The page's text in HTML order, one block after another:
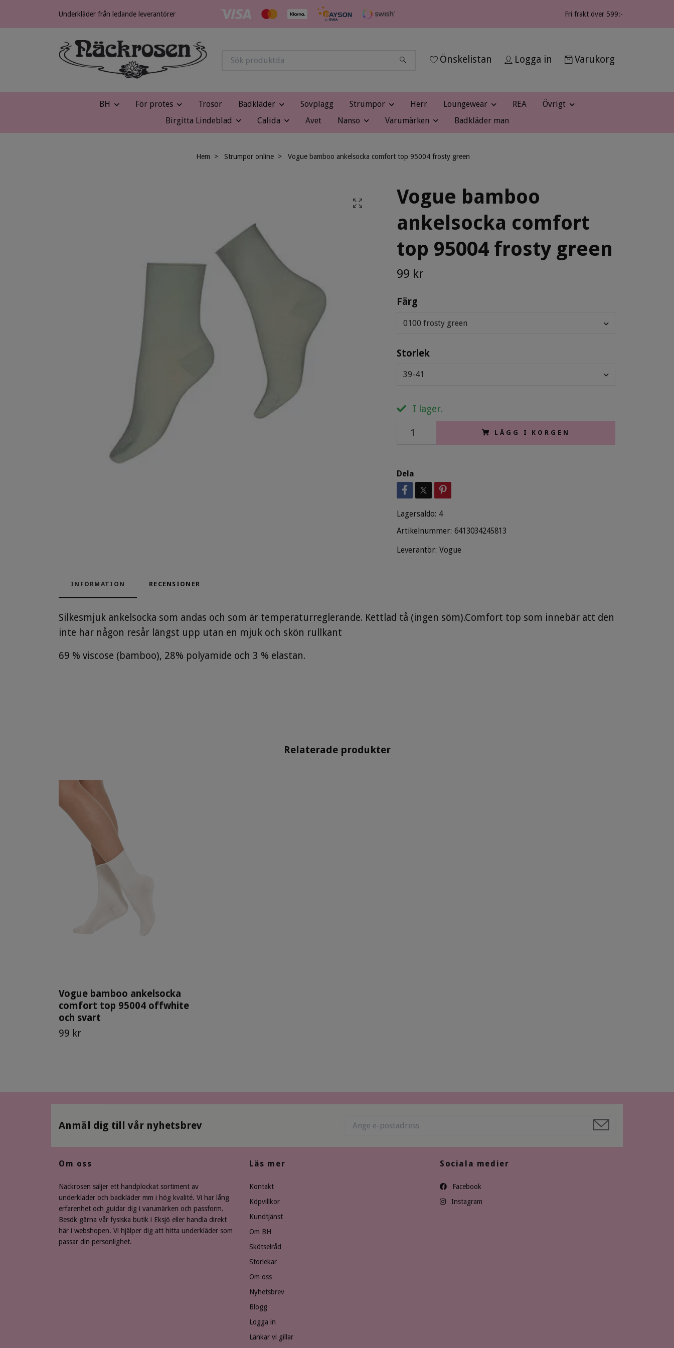
Underkläder från ledande leverantörer Fri frakt över 599:-
Önskelistan Logga in Varukorg
BH För protes Trosor Badkläder Sovplagg Strumpor Herr Loungewear REA
Övrigt
Birgitta Lindeblad
Calida Avet Nanso Varumärken Badkläder man
Hem Strumpor online Vogue bamboo ankelsocka comfort top 95004 frosty green
Vogue bamboo
ankelsocka comfort
top 95004 frosty green
99 kr
Färg
0100 frosty green
Storlek
39-41
I lager.
LÄGG I KORGEN
Dela
Lagersaldo: 4
Artikelnummer: 6413034245813
Leverantör: Vogue
INFORMATION RECENSIONER
Silkesmjuk ankelsocka som andas och som är temperaturreglerande. Kettlad tå (ingen söm).Comfort top som innebär att den
inte har någon resår längst upp utan en mjuk och skön rullkant
69 % viscose (bamboo), 28% polyamide och 3 % elastan.
Vogue bamboo ankelsocka
comfort top 95004 offwhite
och svart
99 kr
Anmäl dig till vår nyhetsbrev
Om oss
Näckrosen säljer ett handplockat sortiment av
underkläder och badkläder mm i hög kvalité. Vi har lång
erfarenhet och guidar dig i varumärken och passform.
Besök gärna vår fysiska butik i Eksjö eller handla direkt
här i webshopen. Vi hjälper dig att hitta underkläder som
passar din personlighet.
Läs mer
Kontakt
Köpvillkor
Kundtjänst
Om BH
Skötselråd
Storlekar
Om oss
Nyhetsbrev
Blogg
Logga in
Länkar vi gillar
Sociala medier
Facebook
Instagram